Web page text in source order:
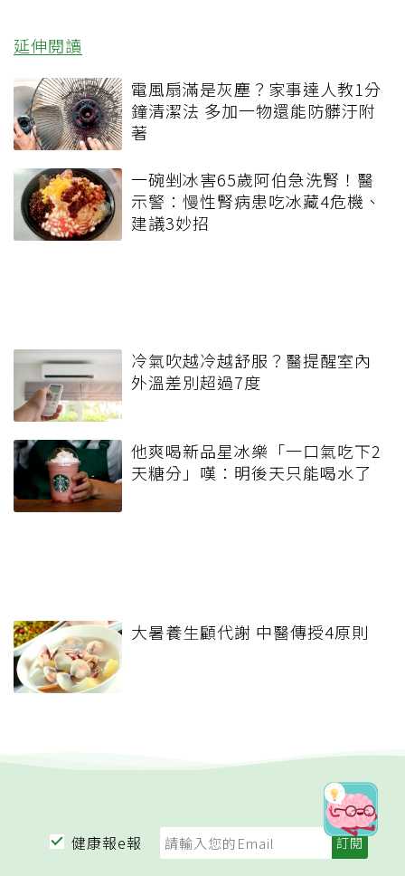
延伸閱讀
電風扇滿是灰塵？家事達人教1分
鐘清潔法 多加一物還能防髒汙附
著
一碗剉冰害65歲阿伯急洗腎！醫
示警：慢性腎病患吃冰藏4危機、
建議3妙招
冷氣吹越冷越舒服？醫提醒室內
外溫差別超過7度
他爽喝新品星冰樂「一口氣吃下2
天糖分」嘆：明後天只能喝水了
大暑養生顧代謝 中醫傳授4原則
健康報e報